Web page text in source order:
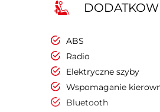
ABS
Radio
Elektryczne szyby
Wspomaganie
Bluetooth